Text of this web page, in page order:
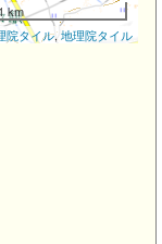
km
院タイル,地理院タイル